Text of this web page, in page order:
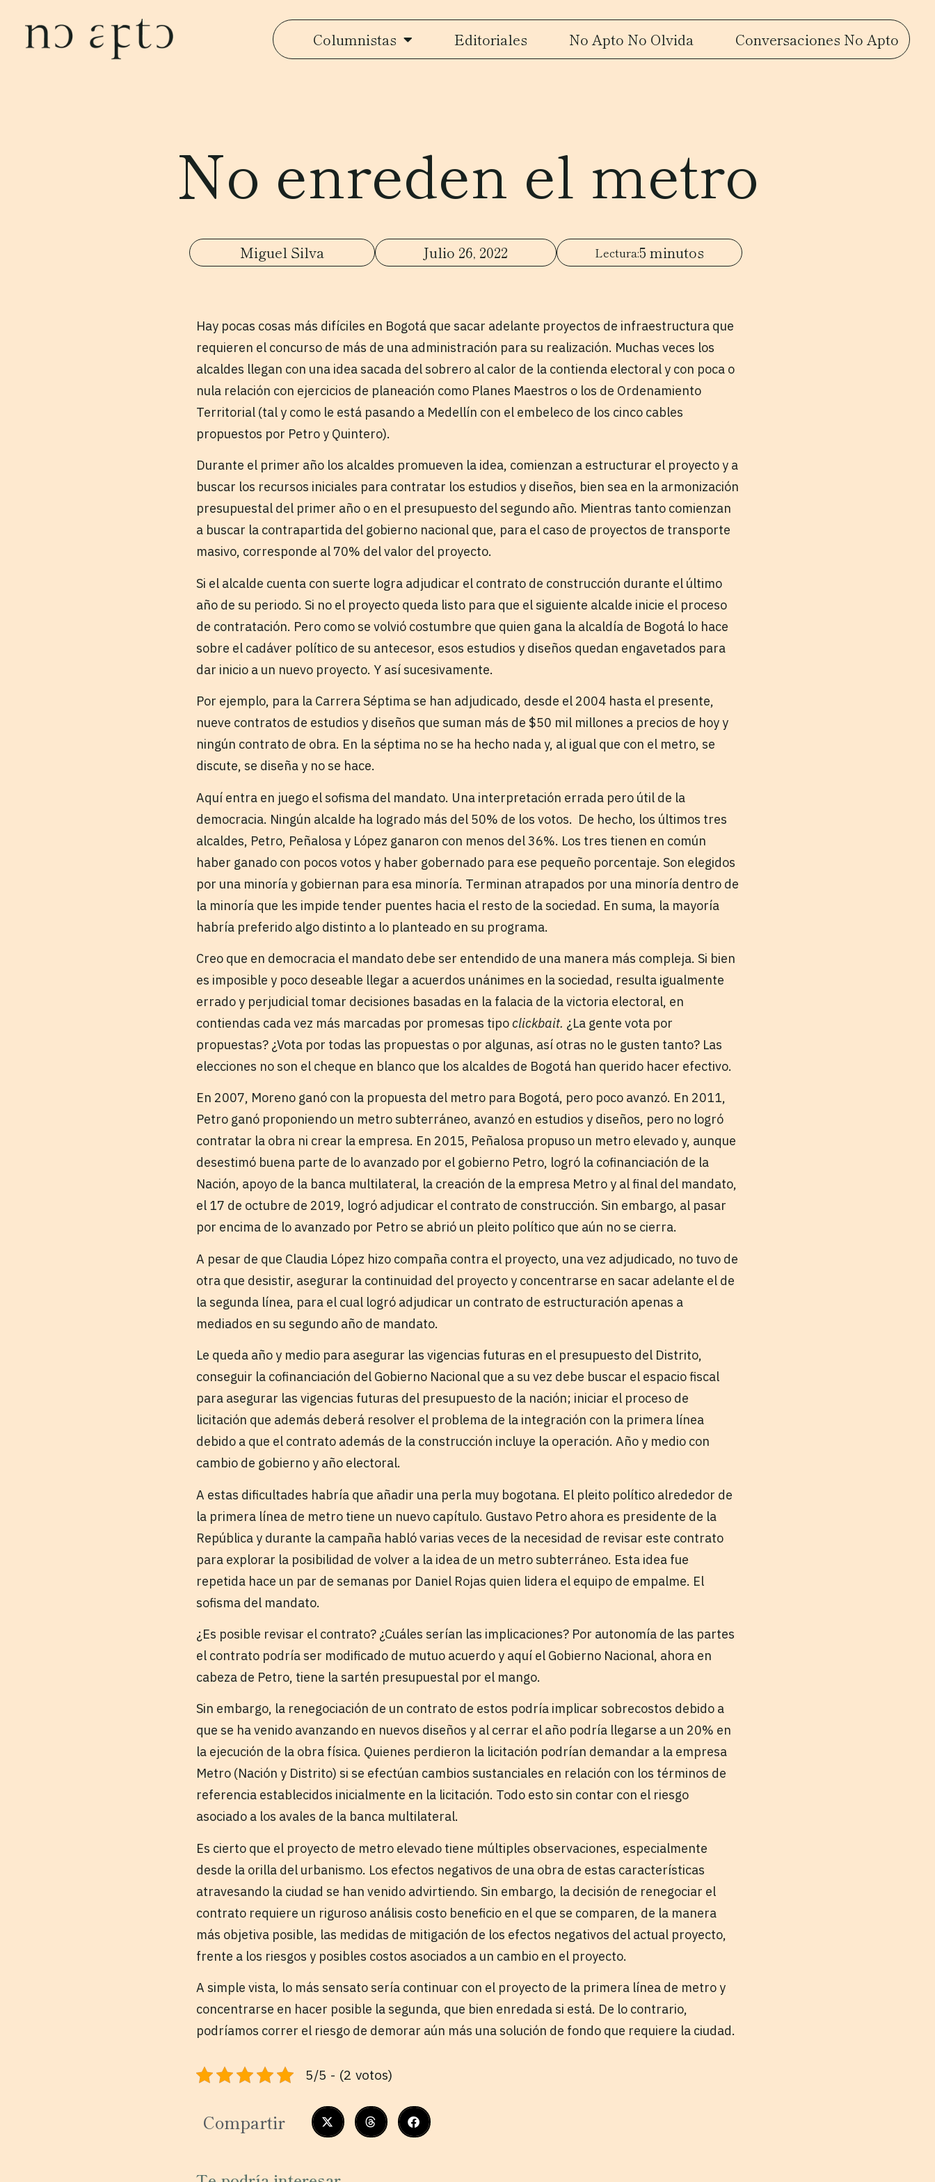
Columnistas Editoriales No Apto No Olvida Conversaciones No Apto
No enreden el metro
Miguel Silva Julio 26, 2022 5 minutos
Hay pocas cosas más difíciles en Bogotá que sacar adelante proyectos de infraestructura que
requieren el concurso de más de una administración para su realización. Muchas veces los
alcaldes llegan con una idea sacada del sobrero al calor de la contienda electoral y con poca o
nula relación con ejercicios de planeación como Planes Maestros o los de Ordenamiento
Territorial (tal y como le está pasando a Medellín con el embeleco de los cinco cables
propuestos por Petro y Quintero).
Durante el primer año los alcaldes promueven la idea, comienzan a estructurar el proyecto y a
buscar los recursos iniciales para contratar los estudios y diseños, bien sea en la armonización
presupuestal del primer año o en el presupuesto del segundo año. Mientras tanto comienzan
a buscar la contrapartida del gobierno nacional que, para el caso de proyectos de transporte
masivo, corresponde al 70% del valor del proyecto.
Si el alcalde cuenta con suerte logra adjudicar el contrato de construcción durante el último
año de su periodo. Si no el proyecto queda listo para que el siguiente alcalde inicie el proceso
de contratación. Pero como se volvió costumbre que quien gana la alcaldía de Bogotá lo hace
sobre el cadáver político de su antecesor, esos estudios y diseños quedan engavetados para
dar inicio a un nuevo proyecto. Y así sucesivamente.
Por ejemplo, para la Carrera Séptima se han adjudicado, desde el 2004 hasta el presente,
nueve contratos de estudios y diseños que suman más de $50 mil millones a precios de hoy y
ningún contrato de obra. En la séptima no se ha hecho nada y, al igual que con el metro, se
discute, se diseña y no se hace.
Aquí entra en juego el sofisma del mandato. Una interpretación errada pero útil de la
democracia. Ningún alcalde ha logrado más del 50% de los votos. De hecho, los últimos tres
alcaldes, Petro, Peñalosa y López ganaron con menos del 36%. Los tres tienen en común
haber ganado con pocos votos y haber gobernado para ese pequeño porcentaje. Son elegidos
por una minoría y gobiernan para esa minoría. Terminan atrapados por una minoría dentro de
la minoría que les impide tender puentes hacia el resto de la sociedad. En suma, la mayoría
habría preferido algo distinto a lo planteado en su programa.
Creo que en democracia el mandato debe ser entendido de una manera más compleja. Si bien
es imposible y poco deseable llegar a acuerdos unánimes en la sociedad, resulta igualmente
errado y perjudicial tomar decisiones basadas en la falacia de la victoria electoral, en
contiendas cada vez más marcadas por promesas tipo clickbait. ¿La gente vota por
propuestas? ¿Vota por todas las propuestas o por algunas, así otras no le gusten tanto? Las
elecciones no son el cheque en blanco que los alcaldes de Bogotá han querido hacer efectivo.
En 2007, Moreno ganó con la propuesta del metro para Bogotá, pero poco avanzó. En 2011,
Petro ganó proponiendo un metro subterráneo, avanzó en estudios y diseños, pero no logró
contratar la obra ni crear la empresa. En 2015, Peñalosa propuso un metro elevado y, aunque
desestimó buena parte de lo avanzado por el gobierno Petro, logró la cofinanciación de la
Nación, apoyo de la banca multilateral, la creación de la empresa Metro y al final del mandato,
el 17 de octubre de 2019, logró adjudicar el contrato de construcción. Sin embargo, al pasar
por encima de lo avanzado por Petro se abrió un pleito político que aún no se cierra.
A pesar de que Claudia López hizo compaña contra el proyecto, una vez adjudicado, no tuvo de
otra que desistir, asegurar la continuidad del proyecto y concentrarse en sacar adelante el de
la segunda línea, para el cual logró adjudicar un contrato de estructuración apenas a
mediados en su segundo año de mandato.
Le queda año y medio para asegurar las vigencias futuras en el presupuesto del Distrito,
conseguir la cofinanciación del Gobierno Nacional que a su vez debe buscar el espacio fiscal
para asegurar las vigencias futuras del presupuesto de la nación; iniciar el proceso de
licitación que además deberá resolver el problema de la integración con la primera línea
debido a que el contrato además de la construcción incluye la operación. Año y medio con
cambio de gobierno y año electoral.
A estas dificultades habría que añadir una perla muy bogotana. El pleito político alrededor de
la primera línea de metro tiene un nuevo capítulo. Gustavo Petro ahora es presidente de la
República y durante la campaña habló varias veces de la necesidad de revisar este contrato
para explorar la posibilidad de volver a la idea de un metro subterráneo. Esta idea fue
repetida hace un par de semanas por Daniel Rojas quien lidera el equipo de empalme. El
sofisma del mandato.
¿Es posible revisar el contrato? ¿Cuáles serían las implicaciones? Por autonomía de las partes
el contrato podría ser modificado de mutuo acuerdo y aquí el Gobierno Nacional, ahora en
cabeza de Petro, tiene la sartén presupuestal por el mango.
Sin embargo, la renegociación de un contrato de estos podría implicar sobrecostos debido a
que se ha venido avanzando en nuevos diseños y al cerrar el año podría llegarse a un 20% en
la ejecución de la obra física. Quienes perdieron la licitación podrían demandar a la empresa
Metro (Nación y Distrito) si se efectúan cambios sustanciales en relación con los términos de
referencia establecidos inicialmente en la licitación. Todo esto sin contar con el riesgo
asociado a los avales de la banca multilateral.
Es cierto que el proyecto de metro elevado tiene múltiples observaciones, especialmente
desde la orilla del urbanismo. Los efectos negativos de una obra de estas características
atravesando la ciudad se han venido advirtiendo. Sin embargo, la decisión de renegociar el
contrato requiere un riguroso análisis costo beneficio en el que se comparen, de la manera
más objetiva posible, las medidas de mitigación de los efectos negativos del actual proyecto,
frente a los riesgos y posibles costos asociados a un cambio en el proyecto.
A simple vista, lo más sensato sería continuar con el proyecto de la primera línea de metro y
concentrarse en hacer posible la segunda, que bien enredada si está. De lo contrario,
podríamos correr el riesgo de demorar aún más una solución de fondo que requiere la ciudad.
5/5 - (2 votos)
Compartir